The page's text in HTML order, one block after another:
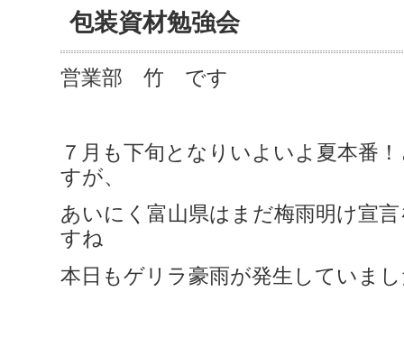
包装資材勉強会
営業部 竹 です
７月も下旬となりいよいよ夏本番
すが、
あいにく富山県はまだ梅雨明け宣
すね
本日もゲリラ豪雨が発生していま